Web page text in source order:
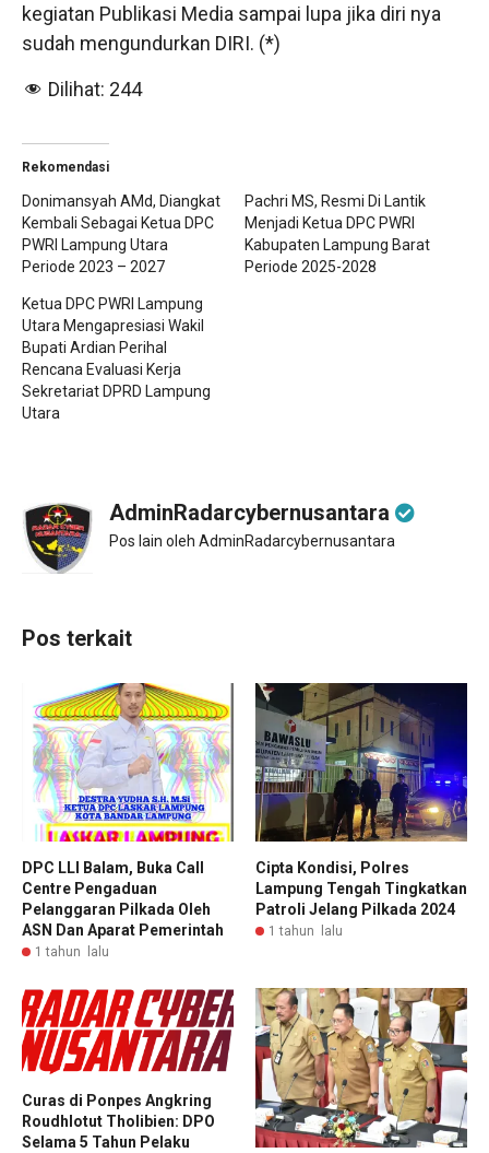
kegiatan Publikasi Media sampai lupa jika diri nya
sudah mengundurkan DIRI. (*)
Dilihat: 244
Rekomendasi
Donimansyah AMd, Diangkat
Kembali Sebagai Ketua DPC
PWRI Lampung Utara
Periode 2023 – 2027
Pachri MS, Resmi Di Lantik
Menjadi Ketua DPC PWRI
Kabupaten Lampung Barat
Periode 2025-2028
Ketua DPC PWRI Lampung
Utara Mengapresiasi Wakil
Bupati Ardian Perihal
Rencana Evaluasi Kerja
Sekretariat DPRD Lampung
Utara
AdminRadarcybernusantara
Pos lain oleh AdminRadarcybernusantara
Pos terkait
DPC LLI Balam, Buka Call
Centre Pengaduan
Pelanggaran Pilkada Oleh
ASN Dan Aparat Pemerintah
1 tahun lalu
Cipta Kondisi, Polres
Lampung Tengah Tingkatkan
Patroli Jelang Pilkada 2024
1 tahun lalu
Curas di Ponpes Angkring
Roudhlotut Tholibien: DPO
Selama 5 Tahun Pelaku